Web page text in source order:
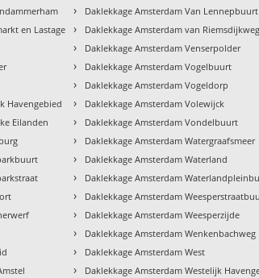
en Lastage
Havengebied
Eilanden
› Daklekkage Amsterdam Van Lennepbuurt
› Daklekkage Amsterdam van Riemsdijkweg
› Daklekkage Amsterdam Venserpolder
› Daklekkage Amsterdam Vogelbuurt
› Daklekkage Amsterdam Vogeldorp
› Daklekkage Amsterdam Volewijck
› Daklekkage Amsterdam Vondelbuurt
› Daklekkage Amsterdam Watergraafsmeer
› Daklekkage Amsterdam Waterland
› Daklekkage Amsterdam
› Daklekkage Amsterdam
› Daklekkage Amsterdam Weesperzijde
› Daklekkage Amsterdam Wenkenbachweg
› Daklekkage Amsterdam West
› Daklekkage Amsterdam Westelijk